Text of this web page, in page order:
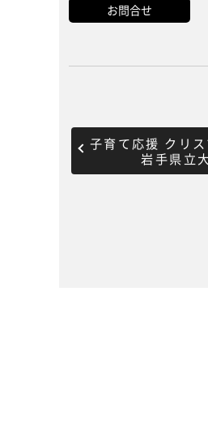
お問合せ
子育て応援 クリ
岩手県立